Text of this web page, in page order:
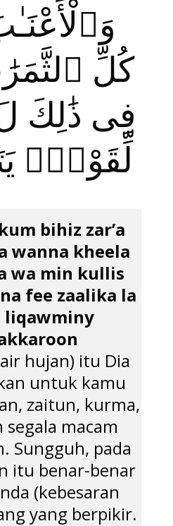
كُلِّ
فِى ذَ‌ٰلِكَ
لِّقَوْمٍۢ
bihiz zar’a
wanna kheela
wa min kullis
fee zaalika la
liqawminy
hujan) itu Dia
untuk kamu
zaitun, kurma,
macam
Sungguh, pada
itu benar-benar
(kebesaran
yang berpikir.